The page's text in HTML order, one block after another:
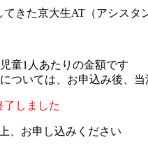
きた京大生AT（アシスタ
童1人あたりの金額です
ついては、お申込み後、
了しました
、お申し込みください